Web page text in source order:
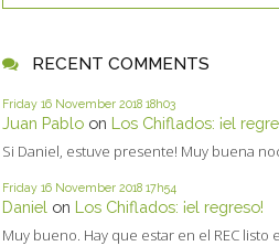
RECENT COMMENTS
Friday 16 November 2018 18h03
Juan Pablo on Los Chiflados: ¡el
Si Daniel, estuve presente! Muy buena
Friday 16 November 2018 17h54
Daniel on Los Chiflados: ¡el regreso!
Muy bueno. Hay que estar en el REC listo